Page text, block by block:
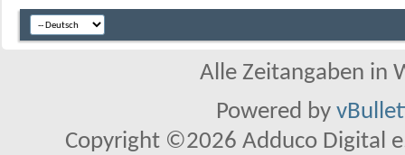
Alle Zeitangaben in
Powered by
Copyright ©2026 Adduco Digital